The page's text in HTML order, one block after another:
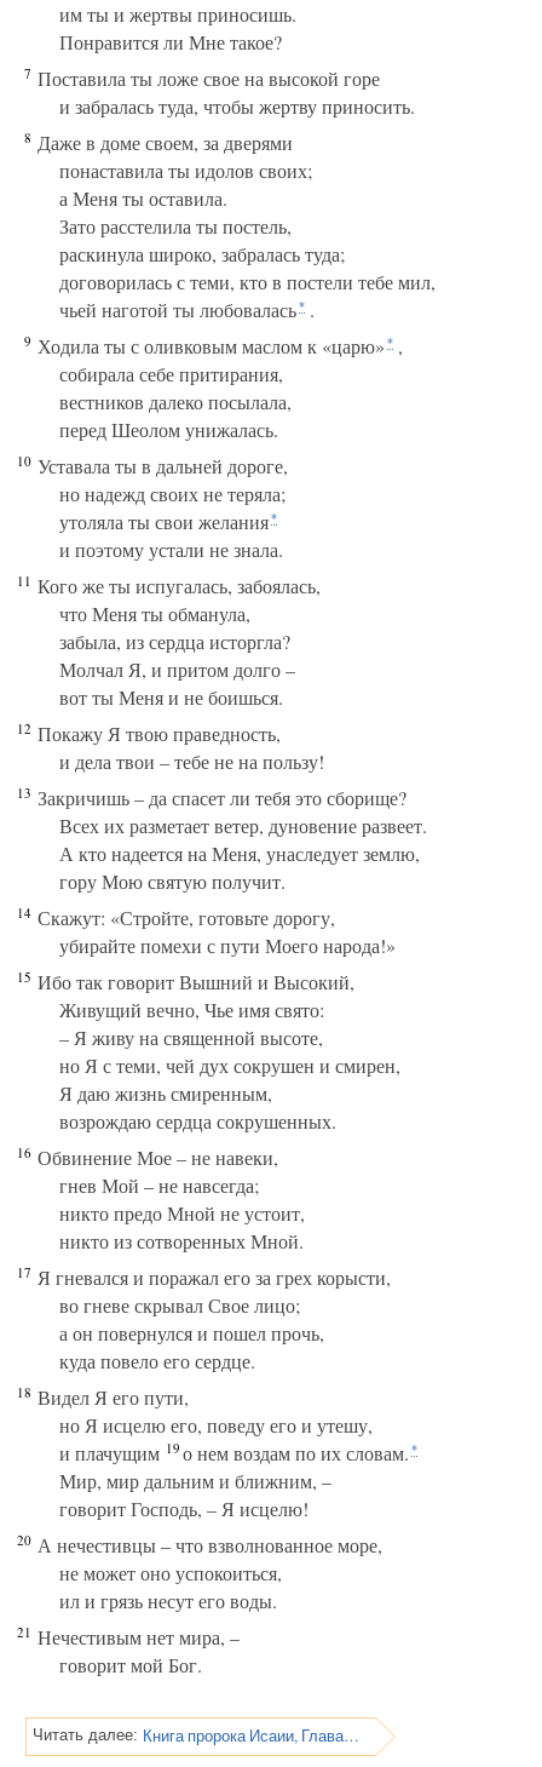
им ты и жертвы приносишь.
Понравится ли Мне такое?
7 Поставила ты ложе свое на высокой горе
и забралась туда, чтобы жертву приносить.
8 Даже в доме своем, за дверями
понаставила ты идолов своих;
а Меня ты оставила.
Зато расстелила ты постель,
раскинула широко, забралась туда;
договорилась с теми, кто в постели тебе мил,
чьей наготой ты любовалась* .
9 Ходила ты с оливковым маслом к «царю» * ,
собирала себе притирания,
вестников далеко посылала,
перед Шеолом унижалась.
10 Уставала ты в дальней дороге,
но надежд своих не теряла;
утоляла ты свои желания*
и поэтому устали не знала.
11 Кого же ты испугалась, забоялась,
что Меня ты обманула,
забыла, из сердца исторгла?
Молчал Я, и притом долго –
вот ты Меня и не боишься.
12 Покажу Я твою праведность,
и дела твои – тебе не на пользу!
13 Закричишь – да спасет ли тебя это сборище?
Всех их разметает ветер, дуновение развеет.
А кто надеется на Меня, унаследует землю,
гору Мою святую получит.
14 Скажут: «Стройте, готовьте дорогу,
убирайте помехи с пути Моего народа!»
15 Ибо так говорит Вышний и Высокий,
Живущий вечно, Чье имя свято:
– Я живу на священной высоте,
но Я с теми, чей дух сокрушен и смирен,
Я даю жизнь смиренным,
возрождаю сердца сокрушенных.
16 Обвинение Мое – не навеки,
гнев Мой – не навсегда;
никто предо Мной не устоит,
никто из сотворенных Мной.
17 Я гневался и поражал его за грех корысти,
во гневе скрывал Свое лицо;
а он повернулся и пошел прочь,
куда повело его сердце.
18 Видел Я его пути,
но Я исцелю его, поведу его и утешу,
и плачущим 19о нем воздам по их словам. *
Мир, мир дальним и ближним, –
говорит Господь, – Я исцелю!
20 А нечестивцы – что взволнованное море,
не может оно успокоиться,
ил и грязь несут его воды.
21 Нечестивым нет мира, –
говорит мой Бог.
Читать далее: Книга пророка Исаии, Глава 58